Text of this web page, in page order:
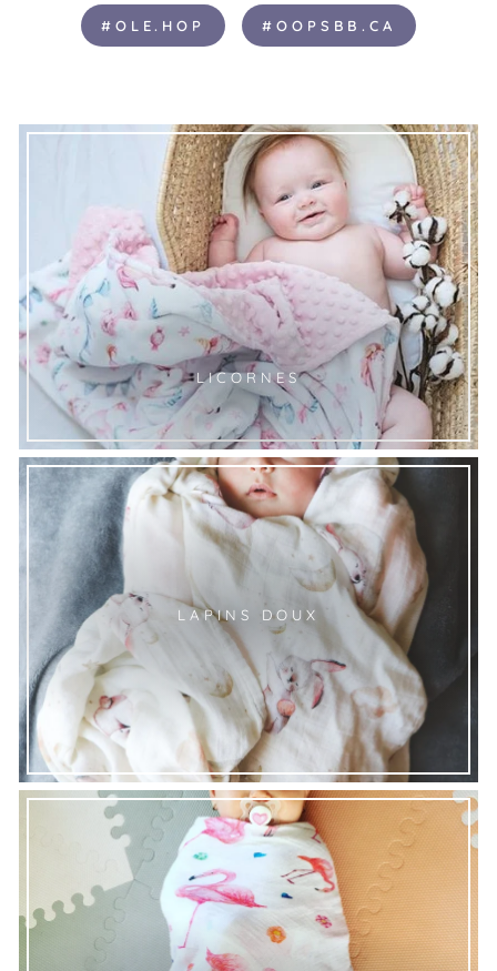
#OLE.HOP #OOPSBB.CA
LICORNES
LAPINS DOUX